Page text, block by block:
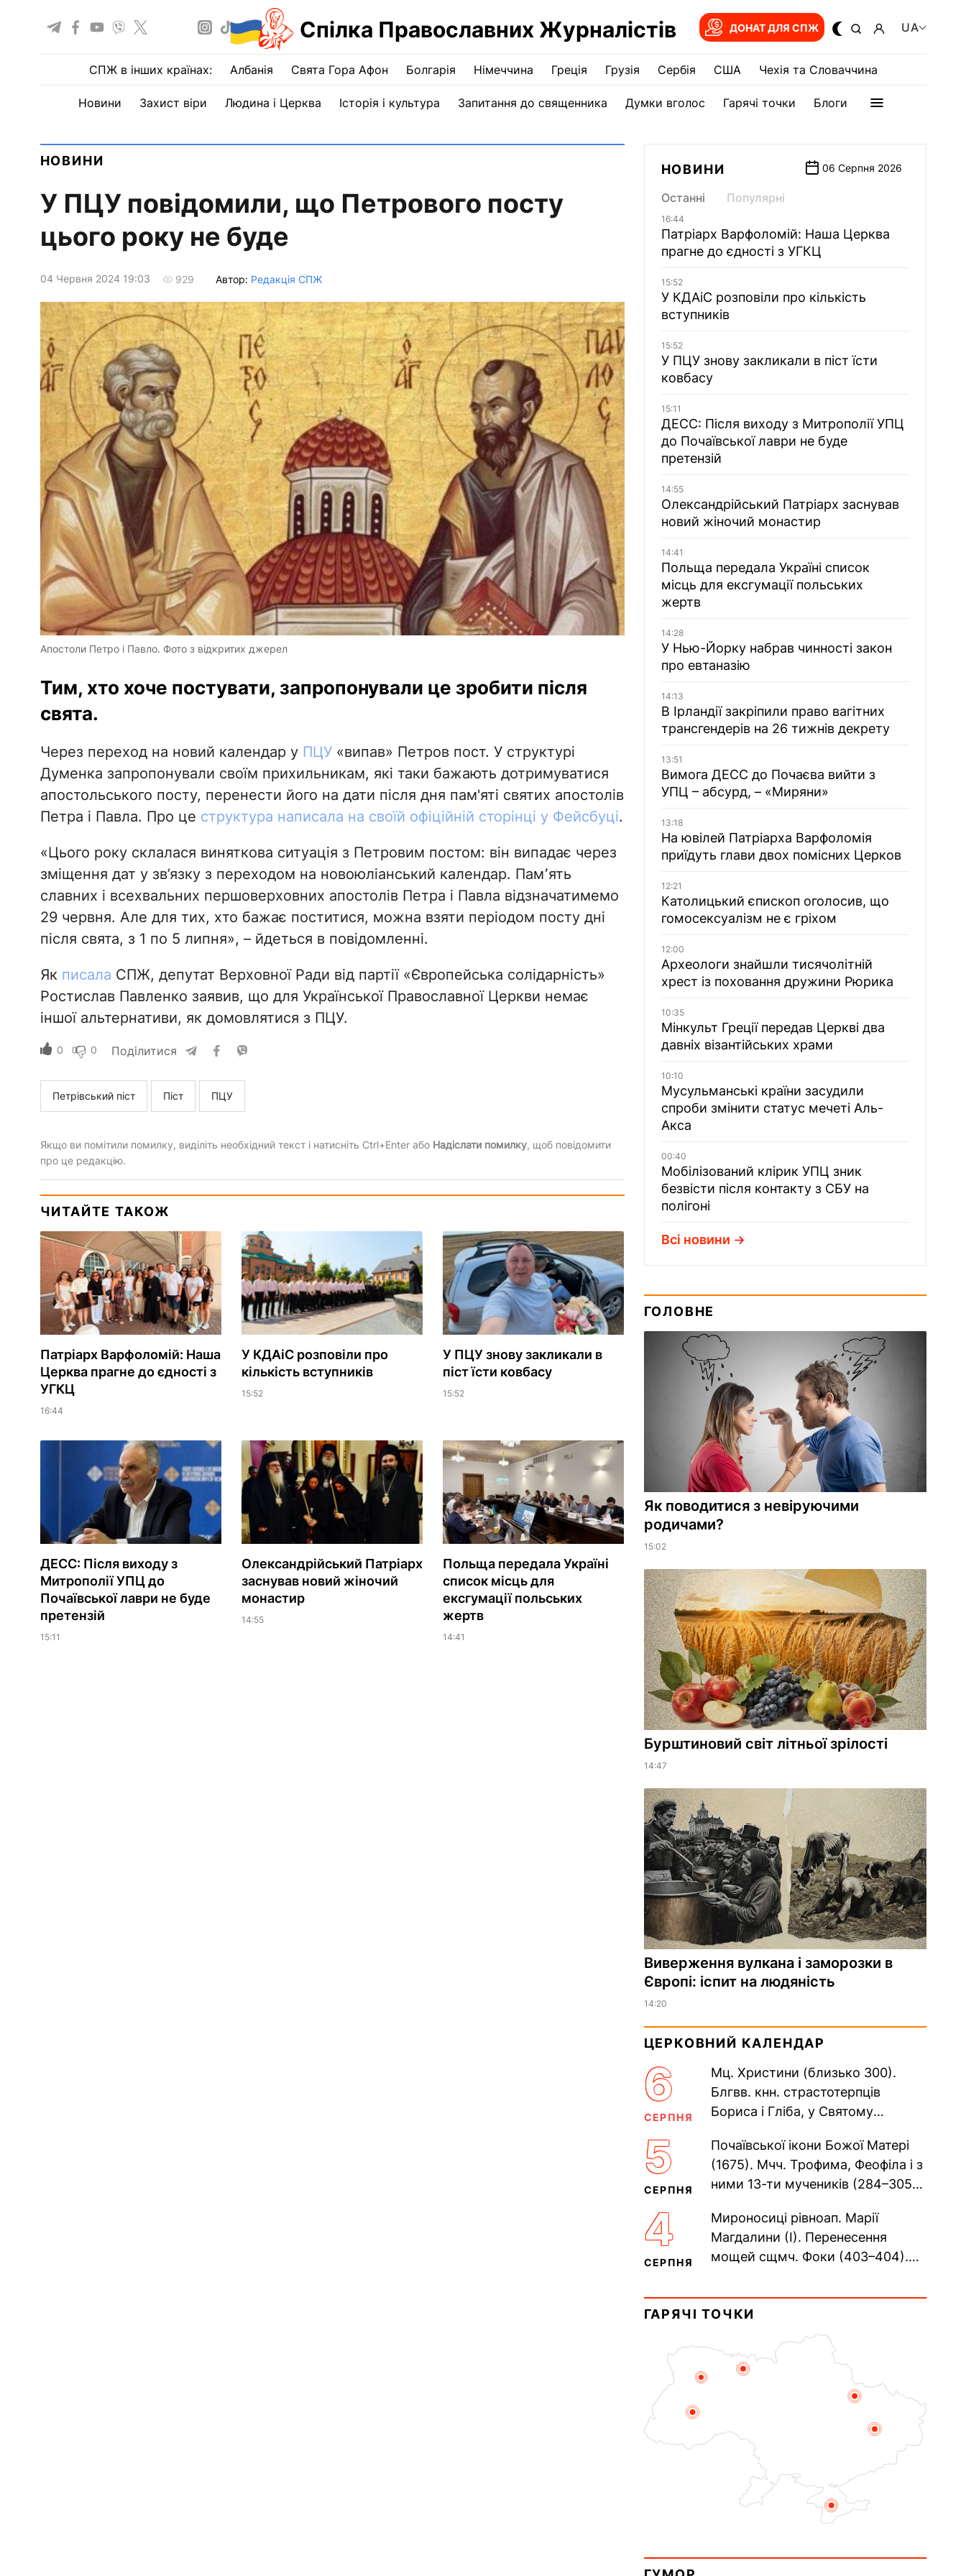
Спілка Православних Журналістів ДОНАТ ДЛЯ СПЖ UA
СПЖ в інших країнах: Албанія Свята Гора Афон Болгарія Німеччина Греція Грузія Сербія США Чехія та Словаччина
Новини Захист віри Людина і Церква Історія і культура Запитання до священника Думки вголос Гарячі точки Блоги
НОВИНИ
У ПЦУ повідомили, що Петрового посту
цього року не буде
04 Червня 2024 19:03 929 Автор: Редакція СПЖ
Апостоли Петро і Павло. Фото з відкритих джерел
Тим, хто хоче постувати, запропонували це зробити після
свята.
Через переход на новий календар у ПЦУ«випав» Петров пост. У структурі
Думенка запропонували своїм прихильникам, які таки бажають дотримуватися
апостольського посту, перенести його на дати після дня пам'яті святих апостолів
Петра і Павла. Про це структура написала на своїй офіційній сторінці у Фейсбуці.
«Цього року склалася виняткова ситуація з Петровим постом: він випадає через
зміщення дат у зв’язку з переходом на новоюліанський календар. Пам՚ять
славних і всехвальних першоверховних апостолів Петра і Павла відзначатимемо
29 червня. Але для тих, хто бажає поститися, можна взяти періодом посту дні
після свята, з 1 по 5 липня», – йдеться в повідомленні.
Як писала СПЖ, депутат Верховної Ради від партії «Європейська солідарність»
Ростислав Павленко заявив, що для Української Православної Церкви немає
іншої альтернативи, як домовлятися з ПЦУ.
0 0 Поділитися
Петрівський піст Піст ПЦУ
Якщо ви помітили помилку, виділіть необхідний текст і натисніть Ctrl+Enter або Надіслати помилку, щоб повідомити
про це редакцію.
ЧИТАЙТЕ ТАКОЖ
Патріарх Варфоломій: Наша
Церква прагне до єдності з
УГКЦ
16:44
У КДАіС розповіли про
кількість вступників
15:52
У ПЦУ знову закликали в
піст їсти ковбасу
15:52
ДЕСС: Після виходу з
Митрополії УПЦ до
Почаївської лаври не буде
претензій
15:11
Олександрійський Патріарх
заснував новий жіночий
монастир
14:55
Польща передала Україні
список місць для
ексгумації польських
жертв
14:41
НОВИНИ 06 Серпня 2026
Останні Популярні
16:44
Патріарх Варфоломій: Наша Церква
прагне до єдності з УГКЦ
15:52
У КДАіС розповіли про кількість
вступників
15:52
У ПЦУ знову закликали в піст їсти
ковбасу
15:11
ДЕСС: Після виходу з Митрополії УПЦ
до Почаївської лаври не буде
претензій
14:55
Олександрійський Патріарх заснував
новий жіночий монастир
14:41
Польща передала Україні список
місць для ексгумації польських
жертв
14:28
У Нью-Йорку набрав чинності закон
про евтаназію
14:13
В Ірландії закріпили право вагітних
трансгендерів на 26 тижнів декрету
13:51
Вимога ДЕСС до Почаєва вийти з
УПЦ – абсурд, – «Миряни»
13:18
На ювілей Патріарха Варфоломія
приїдуть глави двох помісних Церков
12:21
Католицький єпископ оголосив, що
гомосексуалізм не є гріхом
12:00
Археологи знайшли тисячолітній
хрест із поховання дружини Рюрика
10:35
Мінкульт Греції передав Церкві два
давніх візантійських храми
10:10
Мусульманські країни засудили
спроби змінити статус мечеті Аль-
Акса
00:40
Мобілізований клірик УПЦ зник
безвісти після контакту з СБУ на
полігоні
Всі новини
ГОЛОВНЕ
Як поводитися з невіруючими
родичами?
15:02
Бурштиновий світ літньої зрілості
14:47
Виверження вулкана і заморозки в
Європі: іспит на людяність
14:20
ЦЕРКОВНИЙ КАЛЕНДАР
6
СЕРПНЯ
Мц. Христини (близько 300).
Блгвв. кнн. страстотерпців
Бориса і Гліба, у Святому
Прп. Полікарпа, архімандрита...
5
СЕРПНЯ
Почаївської ікони Божої Матері
(1675). Мчч. Трофима, Феофіла і з
ними 13-ти мучеників (284–305).
Равенійського (близько 75)....
4
СЕРПНЯ
Мироносиці рівноап. Марії
Магдалини (I). Перенесення
мощей сщмч. Фоки (403–404).
(1693). Сщмч. Михаїла
Накарякова...
ГАРЯЧІ ТОЧКИ